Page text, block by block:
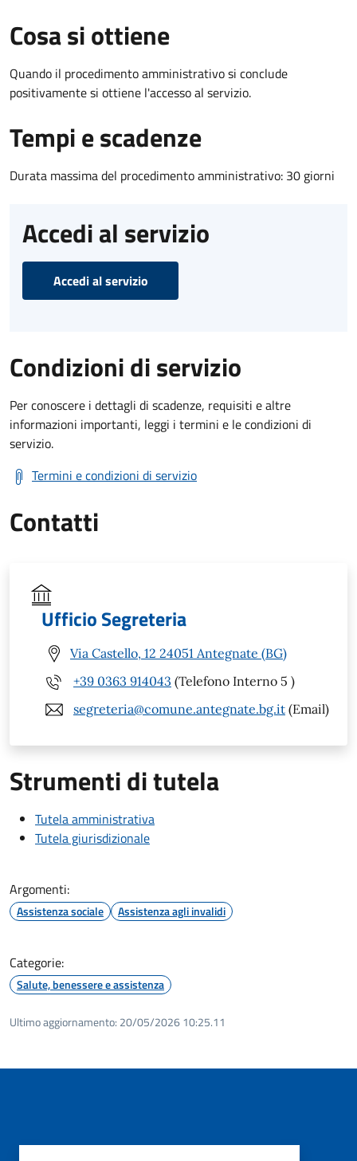
Cosa si ottiene
Quando il procedimento amministrativo si conclude
positivamente si ottiene l'accesso al servizio.
Tempi e scadenze
Durata massima del procedimento amministrativo: 30 giorni
Accedi al servizio
Accedi al servizio
Condizioni di servizio
Per conoscere i dettagli di scadenze, requisiti e altre
informazioni importanti, leggi i termini e le condizioni di
servizio.
Termini e condizioni di servizio
Contatti
Ufficio Segreteria
Via Castello, 12 24051 Antegnate (BG)
+39 0363 914043 (Telefono Interno 5 )
segreteria@comune.antegnate.bg.it (Email)
Strumenti di tutela
Tutela amministrativa
Tutela giurisdizionale
Argomenti:
Assistenza sociale Assistenza agli invalidi
Categorie:
Salute, benessere e assistenza
Ultimo aggiornamento: 20/05/2026 10:25.11